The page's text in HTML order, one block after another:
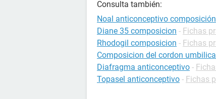
Consulta también:
Noal anticonceptivo composición
Diane 35 composicion - Fichas
Rhodogil composicion - Fichas
Composicion del cordon
Diafragma anticonceptivo -
Topasel anticonceptivo - Fichas